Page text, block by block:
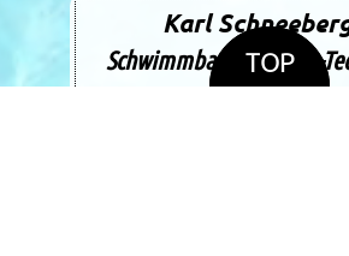
Karl
Schwimmbad-Montage-
TOP